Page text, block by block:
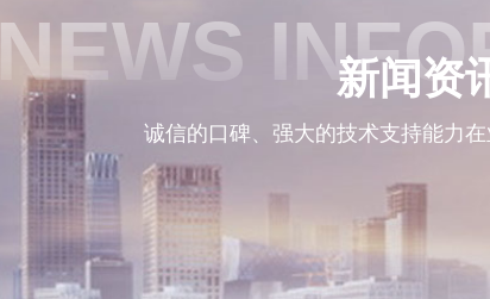
企业优势
NEWS 新闻资
诚信的口碑、强大的技术支持能力